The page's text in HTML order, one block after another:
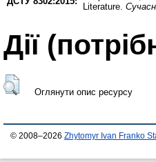
Literature.
Дії
Оглянути опис ресурсу
© 2008–2026 Zhytomyr Ivan Franko